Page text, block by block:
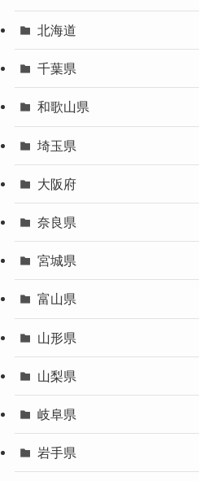
北海道
千葉県
和歌山県
埼玉県
大阪府
奈良県
宮城県
富山県
山形県
山梨県
岐阜県
岩手県